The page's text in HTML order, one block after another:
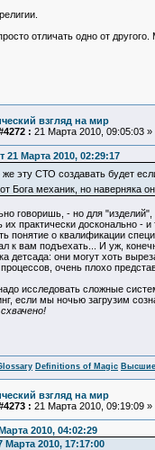
отличать одно от
взгляд на мир
: 21 Марта 2010, 09:05:03 »
21 Марта 2010, 02:29:17
же эту СТО создавать будет
Бога механик, но наверняка
говоришь, - но для
их практически досконально
понятие о квалификации
к вам подъехать... И уж,
детсада: они могут хоть
очень плохо
исследовать сложные
если мы ночью загрузим
Definitions of Magic
взгляд на мир
: 21 Марта 2010, 09:19:09 »
2010, 04:02:29
Марта 2010, 17:17:00